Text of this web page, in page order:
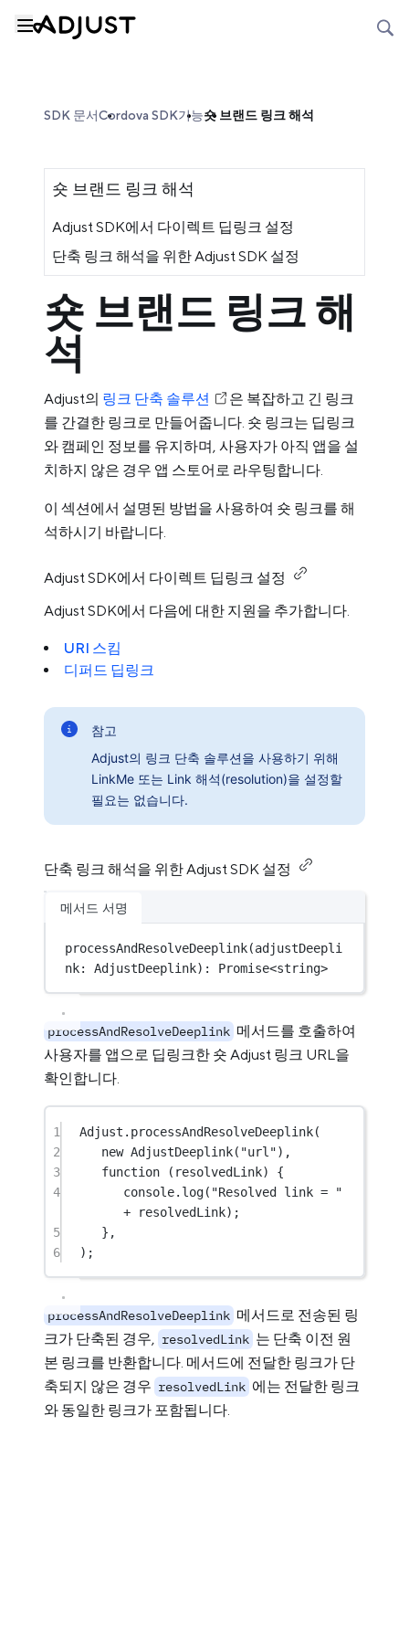
SDK 문서Cordova SDK기능숏 브랜드 링크 해석
숏 브랜드 링크 해석
Adjust SDK에서 다이렉트 딥링크 설정
단축 링크 해석을 위한 Adjust SDK 설정
숏 브랜드 링크 해
석
Adjust의 링크 단축 솔루션
은 복잡하고 긴 링크
를 간결한 링크로 만들어줍니다. 숏 링크는 딥링크
와 캠페인 정보를 유지하며, 사용자가 아직 앱을 설
치하지 않은 경우 앱 스토어로 라우팅합니다.
이 섹션에서 설명된 방법을 사용하여 숏 링크를 해
석하시기 바랍니다.
Adjust SDK에서 다이렉트 딥링크 설정
Adjust SDK에서 다음에 대한 지원을 추가합니다.
URI 스킴
디퍼드 딥링크
참고
Adjust의 링크 단축 솔루션을 사용하기 위해
LinkMe 또는 Link 해석(resolution)을 설정할
필요는 없습니다.
단축 링크 해석을 위한 Adjust SDK 설정
메서드 서명
processAndResolveDeeplink(adjustDeepli
nk: AdjustDeeplink): Promise<string>
processAndResolveDeeplink 메서드를 호출하여
사용자를 앱으로 딥링크한 숏 Adjust 링크 URL을
확인합니다.
1 Adjust. processAndResolveDeeplink(
2
new AdjustDeeplink( "url"),
3
function ( resolvedLink) {
4
console. log( "Resolved link = "
+ resolvedLink);
5
},
6
);
processAndResolveDeeplink 메서드로 전송된 링
크가 단축된 경우, resolvedLink 는 단축 이전 원
본 링크를 반환합니다. 메서드에 전달한 링크가 단
축되지 않은 경우 resolvedLink 에는 전달한 링크
와 동일한 링크가 포함됩니다.